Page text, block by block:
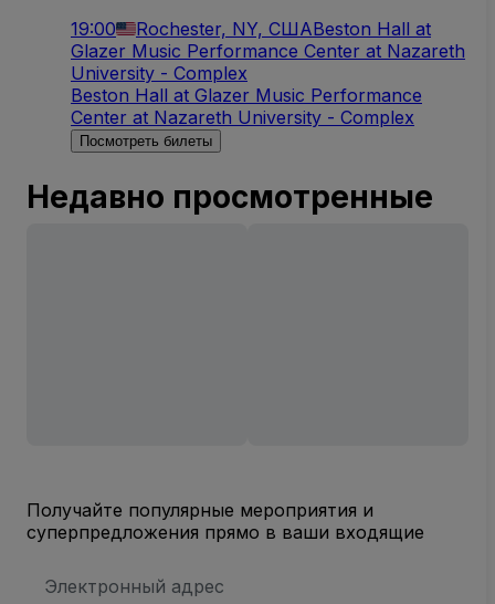
19:00 Rochester, NY, СШАBeston Hall at
Glazer Music Performance Center at Nazareth
University - Complex
Beston Hall at Glazer Music Performance
Center at Nazareth University - Complex
Посмотреть билеты
Недавно просмотренные
Получайте популярные мероприятия и
суперпредложения прямо в ваши входящие
электронной